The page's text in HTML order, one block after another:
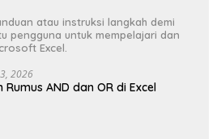
atau instruksi langkah demi
pengguna untuk mempelajari dan
Excel.
2026
Rumus AND dan OR di Excel